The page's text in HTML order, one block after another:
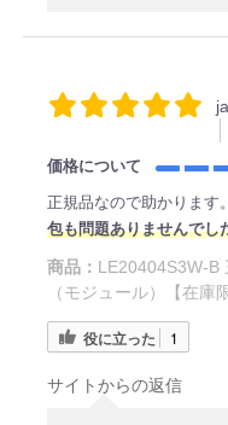
価格について
正規品なので助かります。
包も問題ありませんでし
商品： LE20404S3W-B
（モジュール）【在庫
役に立った 1
サイトからの返信